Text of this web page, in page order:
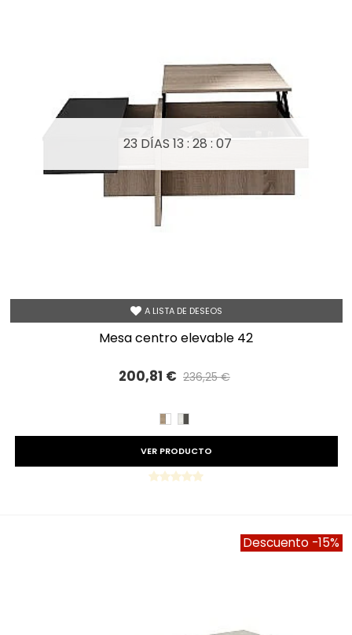
A LISTA DE DESEOS
23 DÍAS13 : 28 : 05
mesa centro elevable 42
200,81 € 236,25 €
CAMBRIAN/BLANCO
TIBET
VER PRODUCTO
Descuento -15%